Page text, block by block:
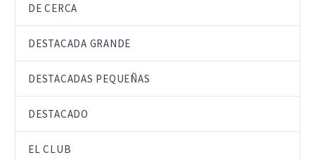
DE CERCA
DESTACADA GRANDE
DESTACADAS PEQUEÑAS
DESTACADO
EL CLUB